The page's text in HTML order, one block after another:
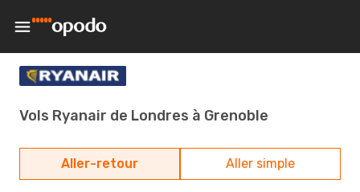
Vols Ryanair de Londres à Grenoble
Aller-retour Aller simple